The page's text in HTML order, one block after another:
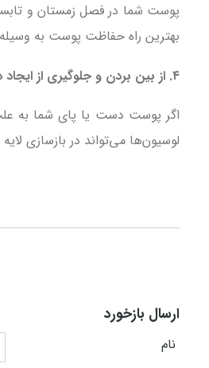
پوست شما در فصل زمستان و
بهترین راه حفاظت پوست به
۴. از بین بردن و جلوگیری از ایجاد دوباره ترک و پینه
اگر پوست دست یا پای شما به
لوسیون‌ها می‌تواند در بازسازی
ارسال بازخورد
نام